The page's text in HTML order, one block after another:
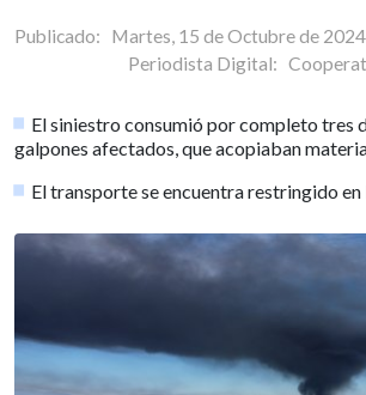
Publicado: Martes, 15 de Octubre de
Periodista Digital:
El siniestro consumió por completo tres
galpones afectados, que acopiaban
El transporte se encuentra restringido en